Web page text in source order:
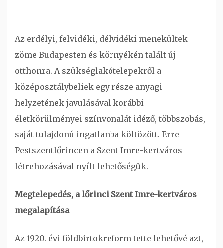
Az erdélyi, felvidéki, délvidéki menekültek
zöme Budapesten és környékén talált új
otthonra. A szükséglakótelepekről a
középosztálybeliek egy része anyagi
helyzetének javulásával korábbi
életkörülményei színvonalát idéző, többszobás,
saját tulajdonú ingatlanba költözött. Erre
Pestszentlőrincen a Szent Imre-kertváros
létrehozásával nyílt lehetőségük.
Megtelepedés, a lőrinci Szent Imre-kertváros
megalapítása
Az 1920. évi földbirtokreform tette lehetővé azt,